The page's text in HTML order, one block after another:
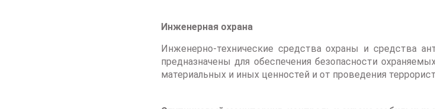
Инженерная охрана
Инженерно-технические средства охраны и средства
предназначены для обеспечения безопасности
материальных и иных ценностей и от проведения